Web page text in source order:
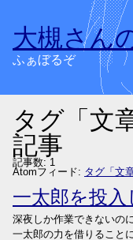
大槻さん
ふぁぼるぞ
タグ「文
記事
記事数: 1
Atomフィード: タグ「文
一太郎を投入
深夜しか作業できないの
一太郎の力を借りること